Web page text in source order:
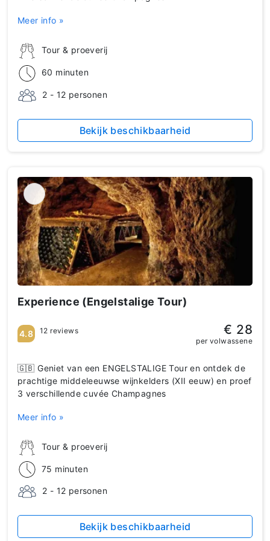
Tour & proeverij
60 minuten
2 - 12 personen
Meer info »
Bekijk beschikbaarheid
Experience (Engelstalige Tour)
Tour & proeverij
75 minuten
2 - 12 personen
🇬🇧 Geniet van een ENGELSTALIGE Tour en ontdek de
prachtige middeleeuwse wijnkelders (XII eeuw) en proef
3 verschillende cuvée Champagnes
Meer info »
4.8 12 reviews € 28
per volwassene
Bekijk beschikbaarheid